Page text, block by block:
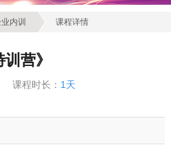
内训 课程详情
营》
课程时长： 1天